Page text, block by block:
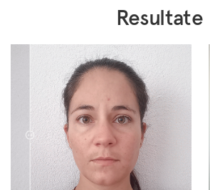
Resultate